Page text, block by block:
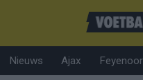
Nieuws Ajax